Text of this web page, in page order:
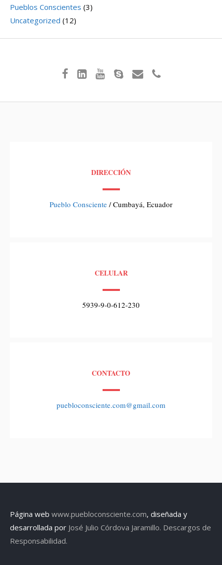
Pueblos Conscientes (3)
Uncategorized (12)
DIRECCIÓN
Pueblo Consciente / Cumbayá, Ecuador
CELULAR
5939-9-0-612-230
CONTACTO
puebloconsciente.com@gmail.com
Página web www.puebloconsciente.com, diseñada y
desarrollada por José Julio Córdova Jaramillo. Descargos de
Responsabilidad.